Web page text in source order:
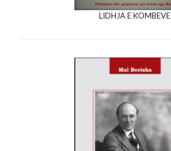
LIDHJA E KOMBEVE